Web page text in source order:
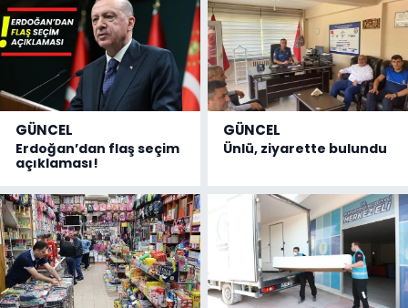
GÜNCEL
Erdoğan’dan flaş seçim
açıklaması!
GÜNCEL
Ünlü, ziyarette bulundu